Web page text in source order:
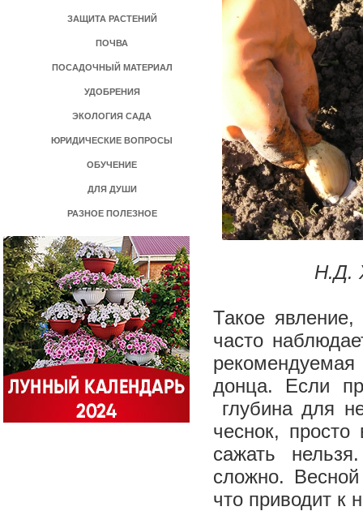
ЗАЩИТА РАСТЕНИЙ
ПОЧВА
ПОСАДОЧНЫЙ МАТЕРИАЛ
УДОБРЕНИЯ
ЭКОЛОГИЯ САДА
ЮРИДИЧЕСКИЕ ВОПРОСЫ
ОБУЧЕНИЕ
ДЛЯ ДУШИ
РАЗНОЕ ПОЛЕЗНОЕ
Н.Д.
Такое явление,
часто
донца. Если
глубина для
чеснок,
сажать
сложно.
что приводит к